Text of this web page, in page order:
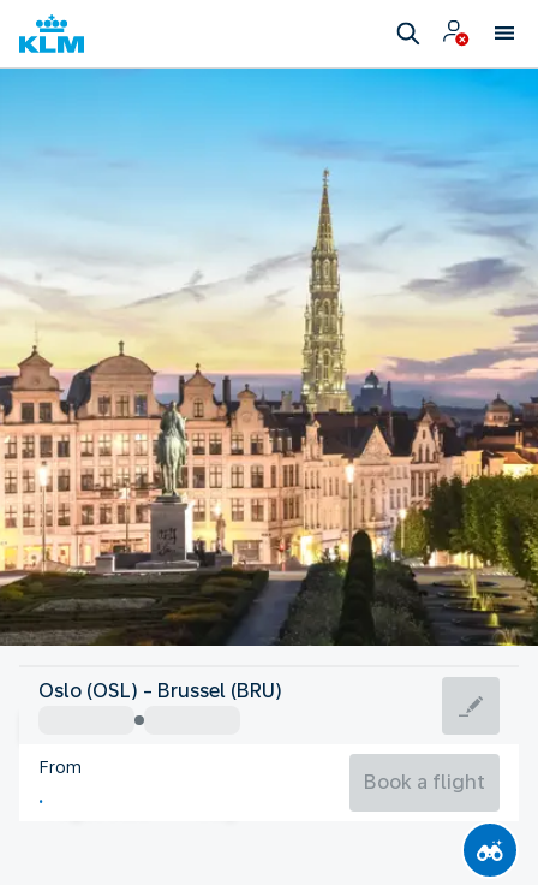
Belgium
Brussels
Belgium
Oslo (OSL) - Brussel (BRU)
From
Book a flight